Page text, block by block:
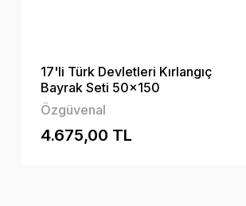
17'li Türk Devletleri Kırlangıç
Bayrak Seti 50x150
Özgüvenal
4.675,00 TL